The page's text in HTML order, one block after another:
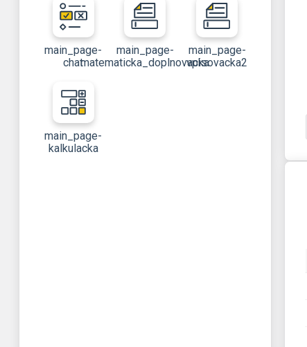
main_page-
chat
main_page-
matematicka_doplnovacka
main_page-
vpisovacka2
main_page-
kalkulacka